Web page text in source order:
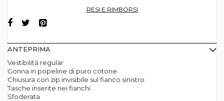
RESI E RIMBORSI
ANTEPRIMA
Vestibilità regular
Gonna in popeline di puro cotone
Chiusura con zip invisibile sul fianco sinistro
Tasche inserite nei fianchi
Sfoderata